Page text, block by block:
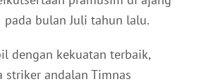
pada bulan Juli tahun lalu.
dengan kekuatan terbaik,
striker andalan Timnas